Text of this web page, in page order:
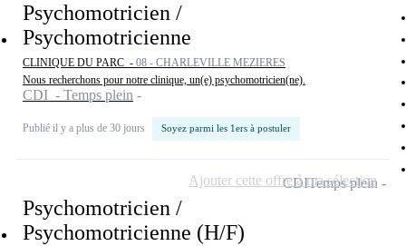
Psychomotricien /
Psychomotricienne
CLINIQUE DU PARC - 08 - CHARLEVILLE MEZIERES
Nous recherchons pour notre clinique, un(e) psychomotricien(ne).
CDI - Temps plein
Publié il y a plus de 30 jours Soyez parmi les 1ers à postuler
Psychomotricien /
Psychomotricienne (H/F)
CDITemps plein
Ajouter cette offre à ma sélection